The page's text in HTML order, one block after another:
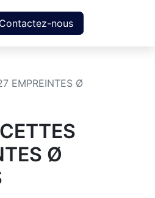
Contactez-nous
EMPREINTES Ø
Ø